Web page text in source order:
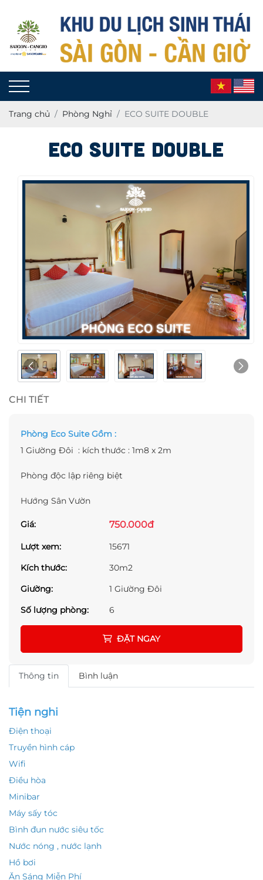
Trang chủ Phòng Nghỉ ECO SUITE DOUBLE
ECO SUITE DOUBLE
CHI TIẾT
Phòng Eco Suite Gồm :
1 Giường Đôi : kích thước : 1m8 x 2m
Phòng độc lập riêng biệt
Hướng Sân Vườn
Giá: 750.000đ
Lượt xem:
15671
Kích thước:
30m2
Giường:
1 Giường Đôi
Số lượng phòng:
6
ĐẶT NGAY
Thông tin Bình luận
Tiện nghi
Điện thoại
Truyền hình cáp
Wifi
Điều hòa
Minibar
Máy sấy tóc
Bình đun nước siêu tốc
Nước nóng , nước lạnh
Hồ bơi
Ăn Sáng Miễn Phí